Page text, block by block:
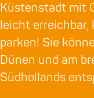
Küstenstadt mit
leicht erreichbar,
parken! Sie
Dünen und am
Südhollands